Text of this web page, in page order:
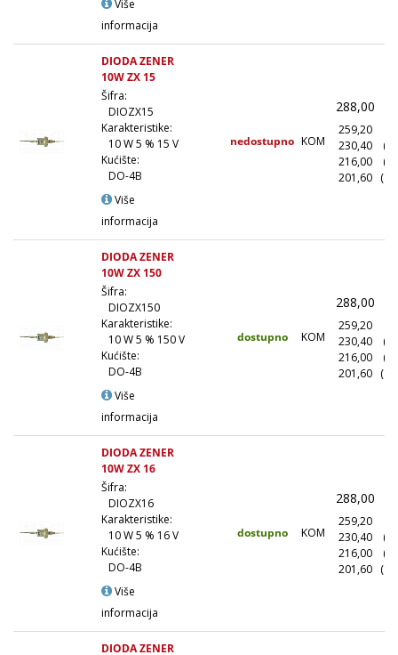
Više
informacija
DIODA ZENER
10W ZX 15
Šifra:
DIOZX15
Karakteristike:
10 W 5 % 15 V
Kućište:
DO-4B
Više
informacija
nedostupno KOM
288,00
259,20
230,40
216,00
201,60
DIODA ZENER
10W ZX 150
Šifra:
DIOZX150
Karakteristike:
10 W 5 % 150 V
Kućište:
DO-4B
Više
informacija
dostupno KOM
288,00
259,20
230,40
216,00
201,60
DIODA ZENER
10W ZX 16
Šifra:
DIOZX16
Karakteristike:
10 W 5 % 16 V
Kućište:
DO-4B
Više
informacija
dostupno KOM
288,00
259,20
230,40
216,00
201,60
DIODA ZENER